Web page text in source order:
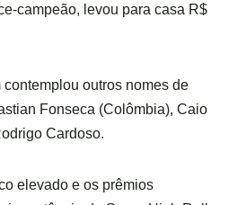
campeão, levou para casa R$
outros nomes de
Fonseca (Colômbia), Caio
Cardoso.
elevado e os prêmios